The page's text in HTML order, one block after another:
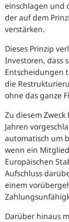
einschlagen und
der auf dem
verstärken.
Dieses Prinzip
Investoren, dass
Entscheidungen
die
ohne das ganze
Zu diesem
Jahren
automatisch um
wenn ein
Europäischen
Aufschluss
einem
Darüber hinaus